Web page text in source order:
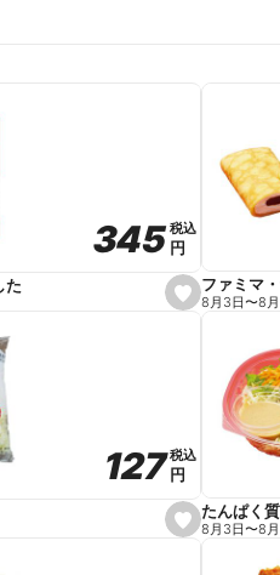
s
e
e
345
345税込
税込
円
円
た
ファミマ
8月3日〜8
s
e
127
127税込
税込
円
円
8月3日〜8